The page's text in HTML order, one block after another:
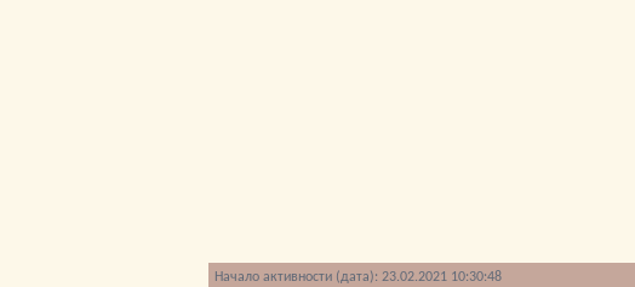
Начало активности (дата): 23.02.2021 10:30:48